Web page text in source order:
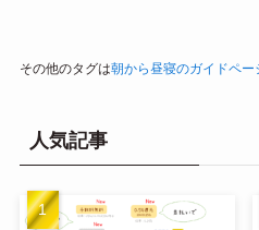
その他のタグは朝から昼寝のガイドペー
人気記事